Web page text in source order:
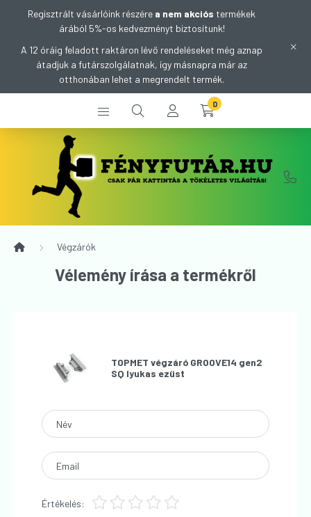
Regisztrált vásárlóink részére a nem akciós termékek
árából 5%-os kedvezményt biztosítunk!
A 12 óráig feladott raktáron lévő rendeléseket még aznap
átadjuk a futárszolgálatnak, így másnapra már az
otthonában lehet a megrendelt termék.
0
Végzárók
Vélemény írása a termékről
TOPMET végzáró GROOVE14 gen2
SQ lyukas ezüst
Név
Email
Értékelés: